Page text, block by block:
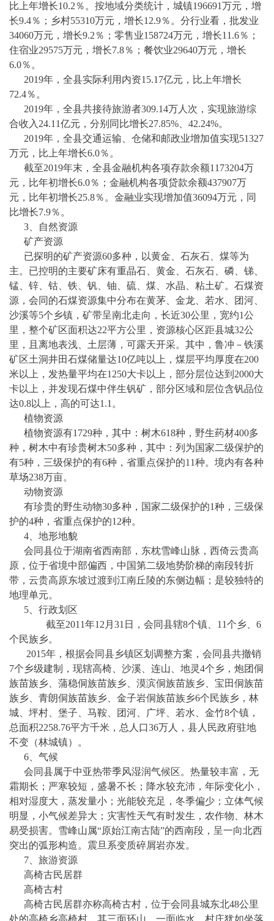
比上年增长10.2％。按地域分类统计，城镇196691万元，增
长9.4％；乡村55310万元，增长12.9％。分行业看，批发业
34060万元，增长9.2％；零售业158724万元，增长11.6％；
住宿业29575万元，增长7.8％；餐饮业29640万元，增长
6.0％。
2019年，全县实际利用内资15.17亿元，比上年增长
72.4％。
2019年，全县共接待旅游者309.14万人次，实现旅游综
合收入24.11亿元，分别同比增长27.85%、42.24%。
2019年，全县交通运输、仓储和邮政业增加值实现51327
万元，比上年增长6.0％。
截至2019年末，全县金融机构各项存款余额1173204万
元，比年初增长6.0％；金融机构各项贷款余额437907万
元，比年初增长25.8％。金融业实现增加值36094万元，同
比增长7.9％。
3 、自然资源
矿产资源
已探明的矿产资源60多种，以黄金、石灰石、煤等为
主。已控明的主要矿床有重晶石 、黄金、石灰石、磷、锑、
锰、锌、钴、铁、钒、铀、硫、煤、水晶、粘土矿。石煤资
源，会同的石煤资源集中分布在黄茅、金龙、若水、团河、
沙溪等5个乡镇，矿带呈南北走向，长近30公里，宽约1公
里，整个矿区面积达22平方公里，资源核心区距县城32公
里，且离地表浅、土层薄，可露天开采。其中，鲁冲－铁溪
矿区土洞井田石煤储量达10亿吨以上，煤层平均厚度在200
米以上，发热量平均在1250大卡以上，部分层位达到2000大
卡以上，并发现石煤中伴生钒矿，部分区域和层位含钒品位
达0.8以上，高的可达1.1。
植物资源
植物资源有1729种，其中：树木618种，野生药材400多
种，树木中有珍贵树木50多种，其中：列为国家二级保护的
有5种，三级保护的有6种，省重点保护的11种。境内有各种
草场238万亩。
动物资源
有珍贵的野生动物30多种，国家二级保护的1种，三级保
护的4种，省重点保护的12种。
4 、地形地貌
会同县位于湖南省西南部，东枕雪峰山脉，西倚云贵高
原，位于省境中部偏西，中国第二级地势阶梯的南段转折
带，云贵高原东坡过渡到 江南丘陵的东侧边幅；是较独特的
地理单元。
5、 行政划区
截至2011年12月31日，会同县辖8个镇、11个乡、6
个民族乡。
2015年，根据会同县乡镇区划调整方案，会同县共撤销
7个乡级建制，现辖高椅、沙溪、连山、地灵4个乡，炮团侗
族苗族乡、蒲稳侗族苗族乡、漠滨侗族苗族乡、宝田侗族苗
族乡、青朗侗族苗族乡、金子岩侗族苗族乡6个民族乡，林
城、坪村、堡子、马鞍、团河、广坪、若水、金竹8个镇，
总面积2258.76平方千米，总人口36万人，县人民政府驻地
不变（林城镇）。
6、气候
会同县属于中亚热带季风湿润气候区。热量较丰富，无
霜期长；严寒较短，盛暑不长；降水较充沛，年际变化小，
相对湿度大，蒸发量小；光能较充足，冬季偏少；立体气候
明显，小气候差异大；灾害性天气有时发生，农作物、林木
易受损害。雪峰山属“原始江南古陆”的西南段，呈一向北西
突出的弧形构造。震旦系变质碎屑岩亦发。
7、旅游资源
高椅古民居群
高椅古村
高椅古民居群亦称高椅古村 ，位于会同县城东北48公里
处的高椅乡高椅村 。其三面环山，一面临水，村庄犹如坐落